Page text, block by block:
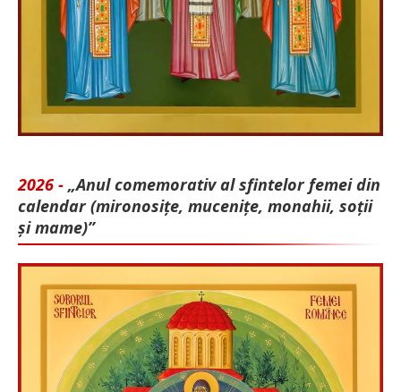
2026 - „Anul comemorativ al sfintelor femei din
calendar (mironosițe, mu­cenițe, monahii, soții
și mame)”